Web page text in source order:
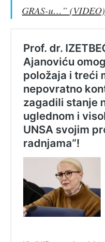
GRAS-u…” (VIDEO)